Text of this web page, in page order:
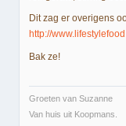
Dit zag er overigens
http://
Bak ze!
Groeten van Suzanne
Van huis uit Koopmans.